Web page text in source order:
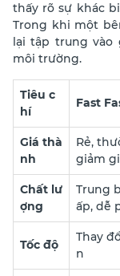
thấy rõ sự khác
Trong khi một
lại tập trung vào
môi trường.
Tiêu c
hí
Fast
Giá thà
nh
Rẻ,
giảm
Chất lư
ợng
Trung
ấp, dễ
Tốc độ
Thay
n